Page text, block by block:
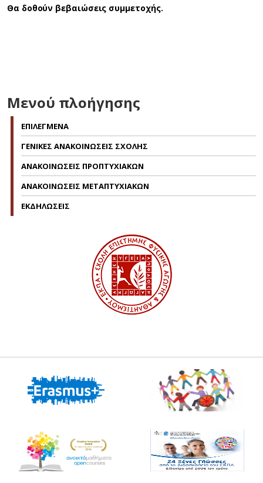
Θα δοθούν βεβαιώσεις συμμετοχής.
Μενού πλοήγησης
ΕΠΙΛΕΓΜΕΝΑ
ΓΕΝΙΚΕΣ ΑΝΑΚΟΙΝΩΣΕΙΣ ΣΧΟΛΗΣ
ΑΝΑΚΟΙΝΩΣΕΙΣ ΠΡΟΠΤΥΧΙΑΚΩΝ
ΑΝΑΚΟΙΝΩΣΕΙΣ ΜΕΤΑΠΤΥΧΙΑΚΩΝ
ΕΚΔΗΛΩΣΕΙΣ